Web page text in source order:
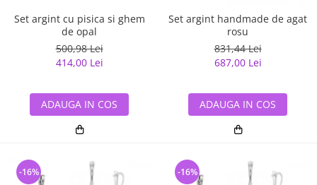
Set argint cu pisica si ghem
de opal
500,98 Lei
414,00 Lei
ADAUGA IN COS
Set argint handmade de agat
rosu
831,44 Lei
687,00 Lei
ADAUGA IN COS
-16% -16%